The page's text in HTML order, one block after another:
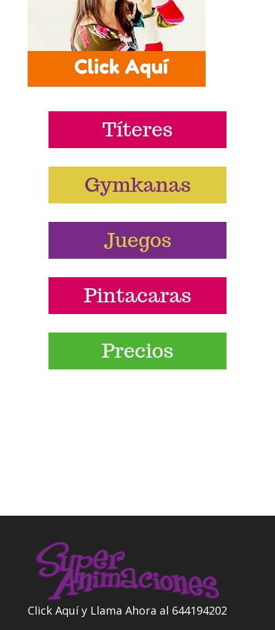
Click Aquí y Llama Ahora al 644194202